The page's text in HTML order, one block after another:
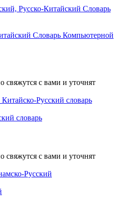
Словарь Компьютерной
свяжутся с вами и уточнят
словарь
свяжутся с вами и уточнят